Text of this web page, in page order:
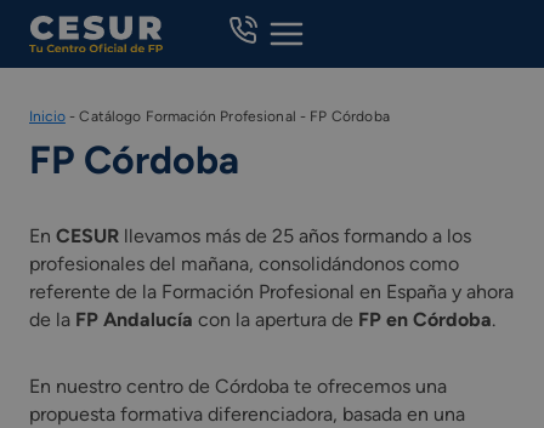
Skip
content
Inicio-Catálogo Formación Profesional - FP Córdoba
FP Córdoba
En CESUR llevamos más de 25 años formando a los
profesionales del mañana, consolidándonos como
referente de la Formación Profesional en España y ahora
de la FP Andalucía con la apertura de FP en Córdoba.
En nuestro centro de Córdoba te ofrecemos una
propuesta formativa diferenciadora, basada en una